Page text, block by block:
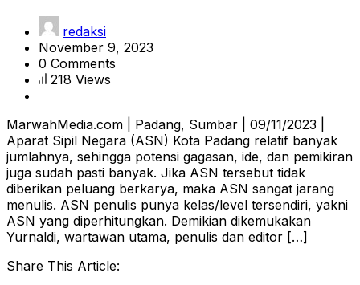
redaksi
November 9, 2023
0 Comments
218 Views
MarwahMedia.com | Padang, Sumbar | 09/11/2023 |
Aparat Sipil Negara (ASN) Kota Padang relatif banyak
jumlahnya, sehingga potensi gagasan, ide, dan pemikiran
juga sudah pasti banyak. Jika ASN tersebut tidak
diberikan peluang berkarya, maka ASN sangat jarang
menulis. ASN penulis punya kelas/level tersendiri, yakni
ASN yang diperhitungkan. Demikian dikemukakan
Yurnaldi, wartawan utama, penulis dan editor […]
Share This Article: